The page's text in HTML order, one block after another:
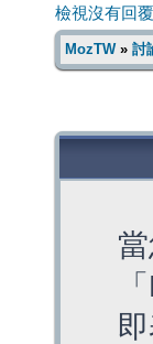
檢視沒有回
MozTW» 討